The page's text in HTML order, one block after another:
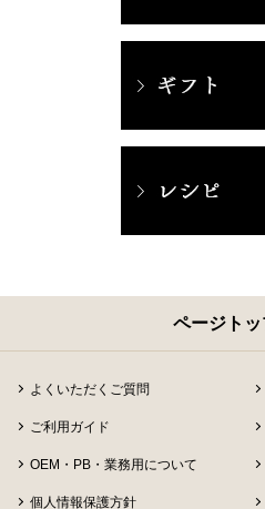
ページト
よくいただくご質問
ご利用ガイド
OEM・PB・業務用について
個人情報保護方針